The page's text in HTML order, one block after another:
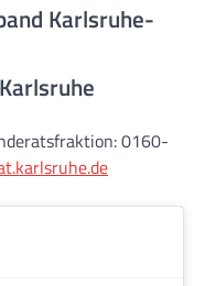
Karlsruhe-
0160-